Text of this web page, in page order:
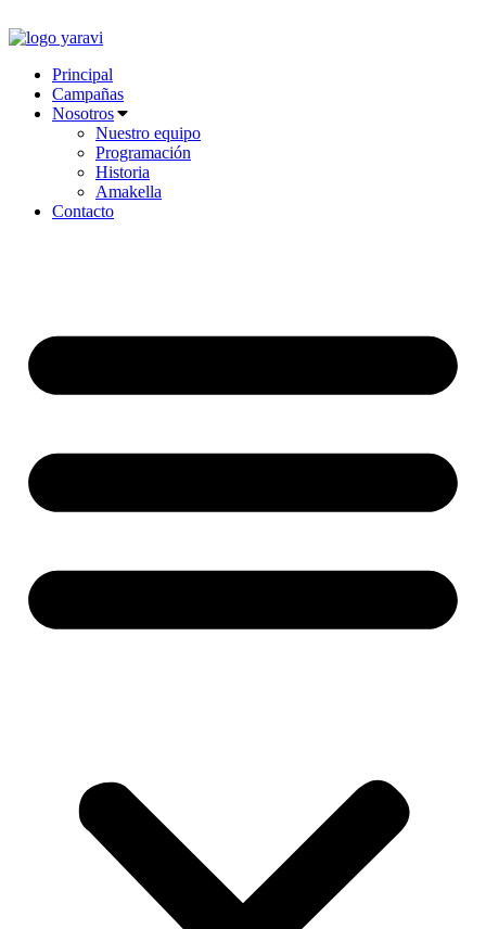
al
Principal
Campañas
Nosotros
Nuestro equipo
Programación
Historia
Amakella
Contacto